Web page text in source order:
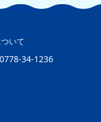
いて
0778-34-1236